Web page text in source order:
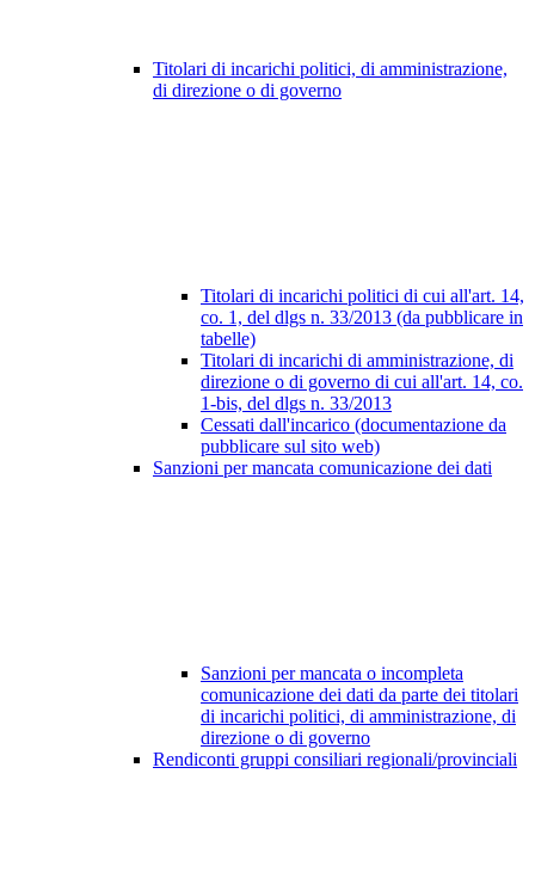
Titolari di incarichi politici, di amministrazione,
di direzione o di governo
Titolari di incarichi politici di cui all'art. 14,
co. 1, del dlgs n. 33/2013 (da pubblicare in
tabelle)
Titolari di incarichi di amministrazione, di
direzione o di governo di cui all'art. 14, co.
1-bis, del dlgs n. 33/2013
Cessati dall'incarico (documentazione da
pubblicare sul sito web)
Sanzioni per mancata comunicazione dei dati
Sanzioni per mancata o incompleta
comunicazione dei dati da parte dei titolari
di incarichi politici, di amministrazione, di
direzione o di governo
Rendiconti gruppi consiliari regionali/provinciali